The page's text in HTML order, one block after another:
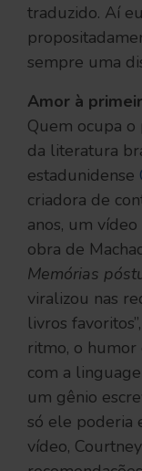
traduzido. Aí
sempre uma
Amor à
Quem ocupa
da literatura
estadunidense
criadora de
anos, um
obra de
Memórias
viralizou nas
livros
ritmo, o humor
com a
um gênio
só ele poderia
vídeo,